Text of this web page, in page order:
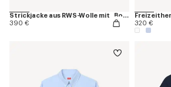
Strickjacke aus RWS-Wolle mit „Boke Flower“-Stickerei
390 €
320 €